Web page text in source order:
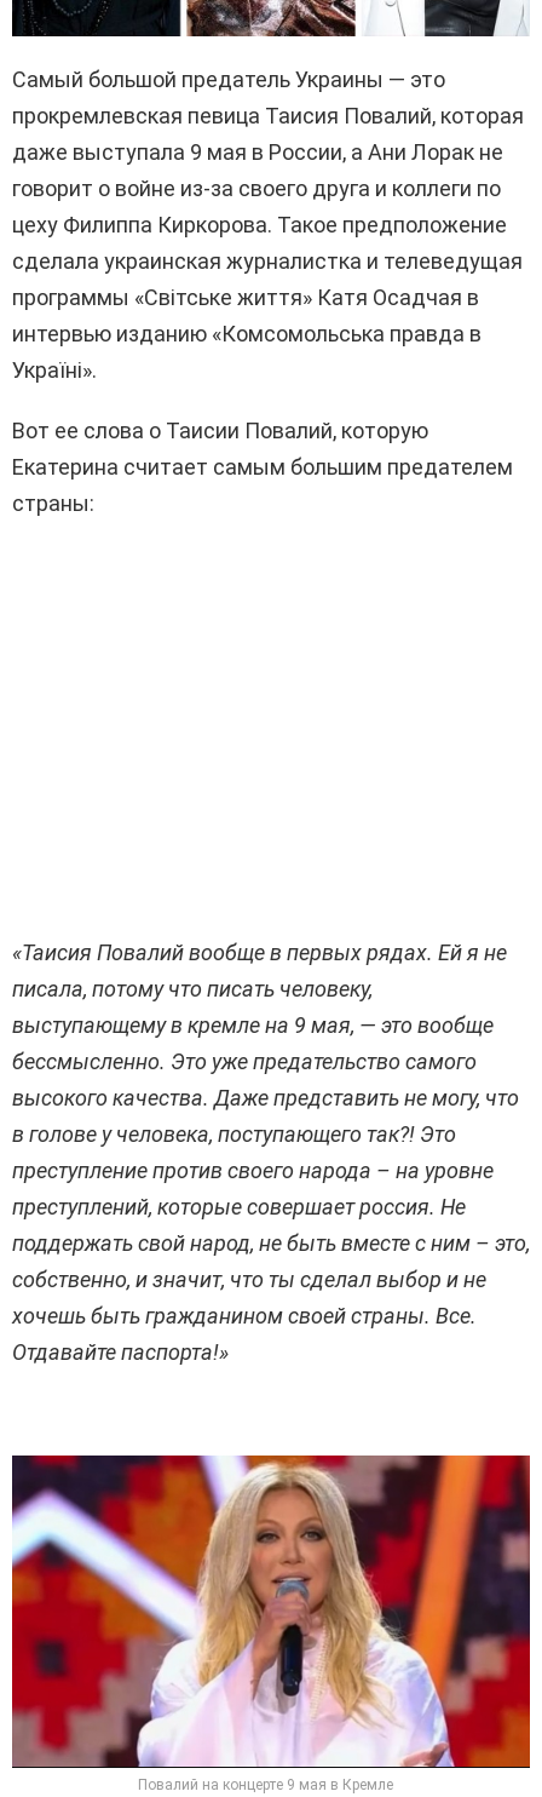
Самый большой предатель Украины — это
прокремлевская певица Таисия Повалий, которая
даже выступала 9 мая в России, а Ани Лорак не
говорит о войне из-за своего друга и коллеги по
цеху Филиппа Киркорова. Такое предположение
сделала украинская журналистка и телеведущая
программы «Світське життя» Катя Осадчая в
интервью изданию «Комсомольська правда в
Україні».
Вот ее слова о Таисии Повалий, которую
Екатерина считает самым большим предателем
страны:
«Таисия Повалийвообще в первых рядах. Ей я не
писала, потому что писать человеку,
выступающему в кремле на 9 мая, — это вообще
бессмысленно. Это уже предательство самого
высокого качества. Даже представить не могу, что
в голове у человека, поступающего так?! Это
преступление против своего народа – на уровне
преступлений, которые совершает россия. Не
поддержать свой народ, не быть вместе с ним – это,
собственно, и значит, что ты сделал выбор и не
хочешь быть гражданином своей страны. Все.
Отдавайте паспорта!»
Повалий на концерте 9 мая в Кремле